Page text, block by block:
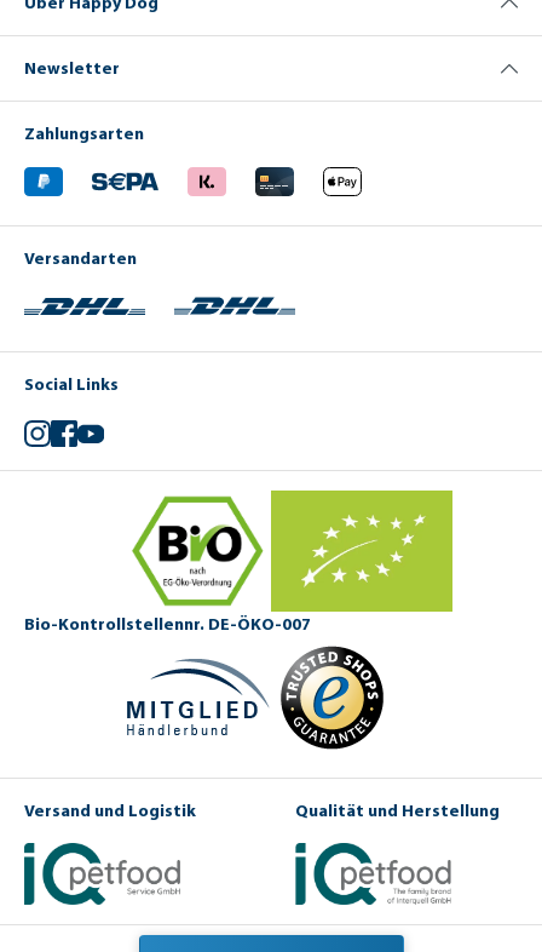
Newsletter
Zahlungsarten
Versandarten
Social Links
Instagram
Facebook
YouTube
Bio-Kontrollstellennr. DE-ÖKO-007
Versand und Logistik Qualität und Herstellung